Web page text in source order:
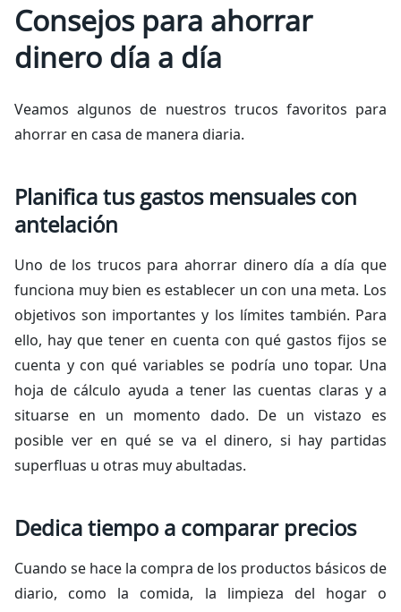
Consejos para ahorrar
dinero día a día
Veamos algunos de nuestros trucos favoritos para
ahorrar en casa de manera diaria.
Planifica tus gastos mensuales con
antelación
Uno de los trucos para ahorrar dinero día a día que
funciona muy bien es establecer un con una meta. Los
objetivos son importantes y los límites también. Para
ello, hay que tener en cuenta con qué gastos fijos se
cuenta y con qué variables se podría uno topar. Una
hoja de cálculo ayuda a tener las cuentas claras y a
situarse en un momento dado. De un vistazo es
posible ver en qué se va el dinero, si hay partidas
superfluas u otras muy abultadas.
Dedica tiempo a comparar precios
Cuando se hace la compra de los productos básicos de
diario, como la comida, la limpieza del hogar o